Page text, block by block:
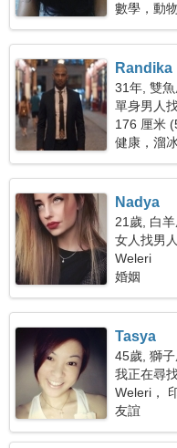
數學，動物
Randika
31年, 雙魚
單身男人
176 厘米
健康，溜
Nadya
21歲, 白羊
女人找男人
Weleri
婚姻
Tasya
45歲, 獅子
我正在尋
Weleri，
友誼